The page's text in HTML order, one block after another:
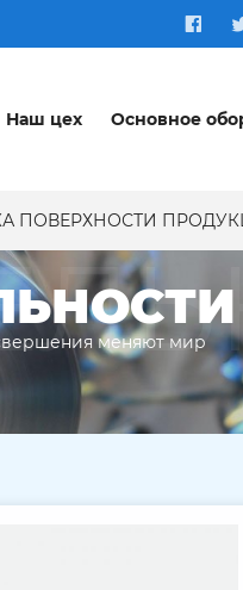
Наш цех Основное
ПОВЕРХНОСТИ
меняют мир